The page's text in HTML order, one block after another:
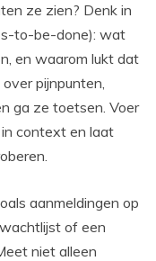
ze zien? Denk in
to-be-done): wat
en waarom lukt dat
pijnpunten,
ga ze toetsen. Voer
context en laat
aanmeldingen op
of een
niet alleen